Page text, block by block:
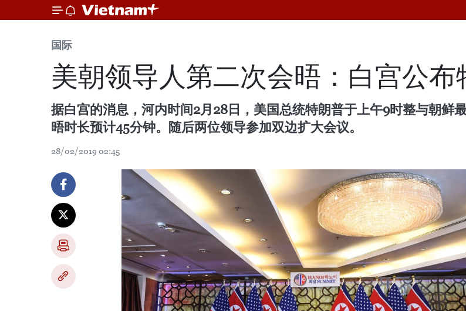
国际
美朝领导人第二次会晤：白宫公
据白宫的消息，河内时间2月28日，美国总统特朗普于上午9时整与朝鲜
晤时长预计45分钟。随后两位领导参加双边扩大会议。
28/02/2019 02:45